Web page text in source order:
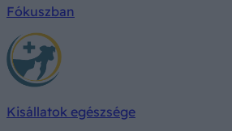
Fókuszban
Kisállatok egészsége